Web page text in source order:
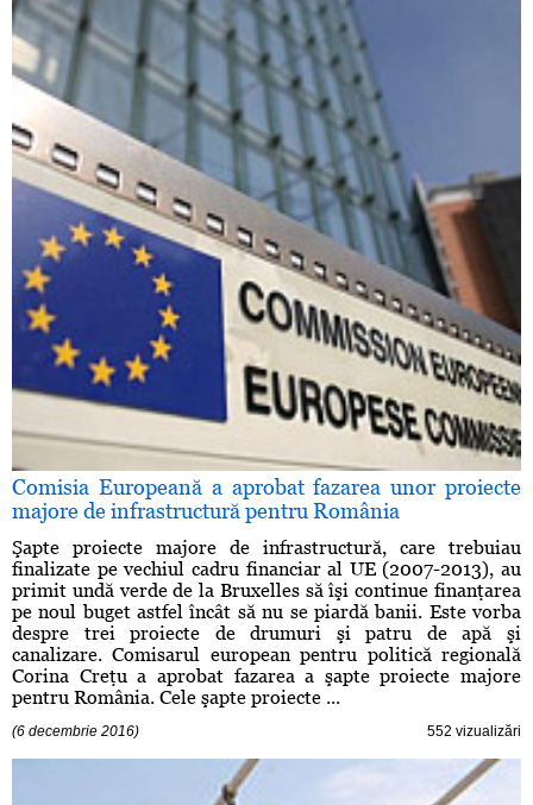
Comisia Europeană a aprobat fazarea unor proiecte
majore de infrastructură pentru România
Şapte proiecte majore de infrastructură, care trebuiau
finalizate pe vechiul cadru financiar al UE (2007-2013), au
primit undă verde de la Bruxelles să îşi continue finanţarea
pe noul buget astfel încât să nu se piardă banii. Este vorba
despre trei proiecte de drumuri şi patru de apă şi
canalizare. Comisarul european pentru politică regională
Corina Creţu a aprobat fazarea a şapte proiecte majore
pentru România. Cele şapte proiecte ...
(6 decembrie 2016) 552 vizualizări